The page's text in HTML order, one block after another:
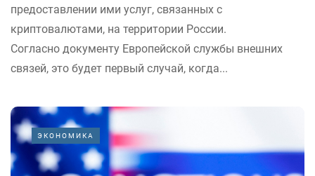
предоставлении ими услуг, связанных с
криптовалютами, на территории России.
Согласно документу Европейской службы внешних
связей, это будет первый случай, когда...
ЭКОНОМИКА